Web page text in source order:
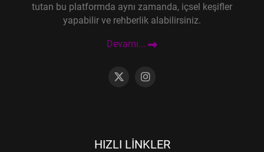
tutan bu platformda aynı zamanda, içsel keşifler
yapabilir ve rehberlik alabilirsiniz.
Devamı...
HIZLI LINKLER